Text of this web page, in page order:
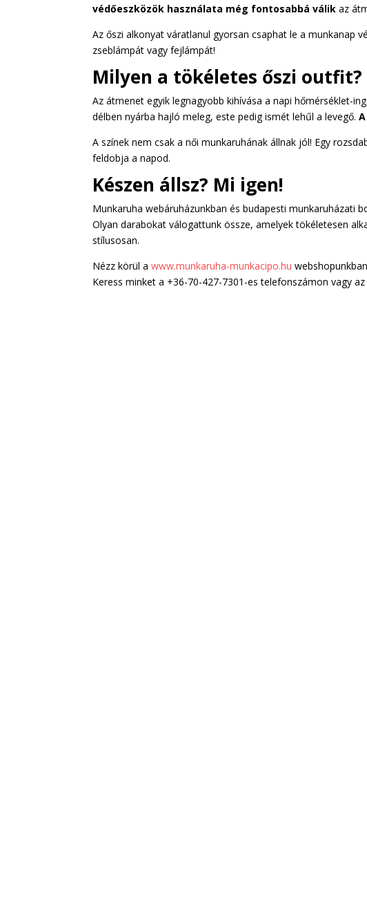
védőeszközök használata még fontosabbá válikaz
Az őszi alkonyat váratlanul gyorsan csaphat le a munkanap
zseblámpát vagy fejlámpát!
Milyen a tökéletes őszi outfit?
Az átmenet egyik legnagyobb kihívása a napi hőmérséklet-
délben nyárba hajló meleg, este pedig ismét lehűl a levegő.
A színek nem csak a női munkaruhának állnak jól! Egy
feldobja a napod.
Készen állsz? Mi igen!
Munkaruha webáruházunkban és budapesti munkaruházati
Olyan darabokat válogattunk össze, amelyek tökéletesen
stílusosan.
Nézz körül awww.munkaruha-munkacipo.hu
Keress minket a +36-70-427-7301-es telefonszámon vagy